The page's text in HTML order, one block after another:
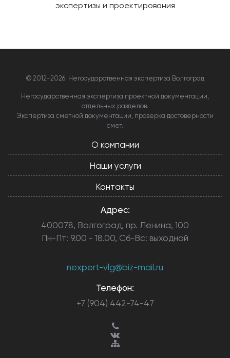
экспертизы и проектирования
© 2012-2026. Негосударственная экспертиза Волгоград
Негосударственная экспертиза проектной документации,
отдельных разделов.
Экспертиза сметной документации, проверка достоверности
смет.
О компании
Наши услуги
Контакты
Адрес:
400078, Волгоград, пр. Ленина, 100
Пн-Пт: 9.00 - 18.00, Сб-Вс: выходной
nexpert-vlg@biz-mail.ru
Телефон:
+7 (904) 442-74-47